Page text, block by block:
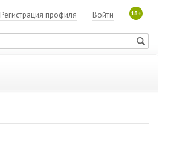
18+
Войти
Регистрация профиля